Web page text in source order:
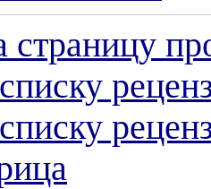
страницу